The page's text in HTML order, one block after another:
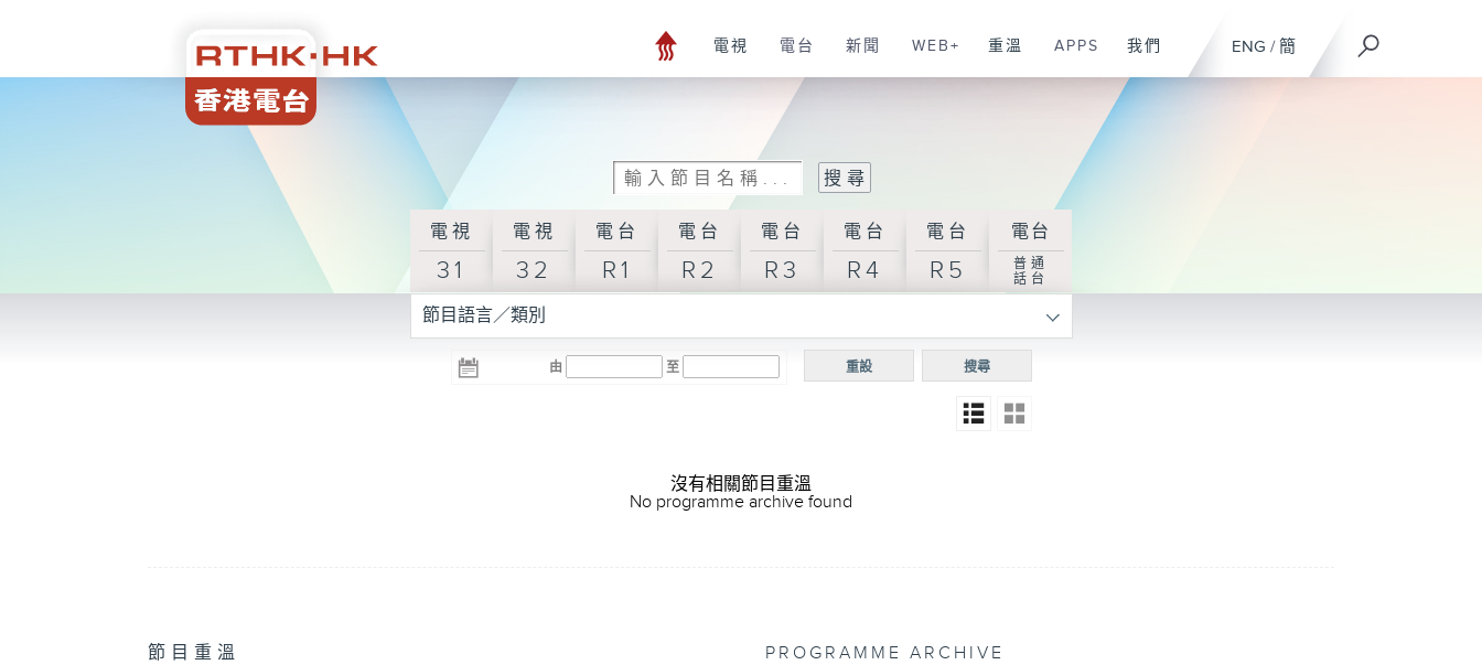
ENG / 簡
電視 電台 新聞 WEB+ 重溫 APPS 我們
電視
31
電視
32
電台
R1
電台
R2
電台
R3
電台
R4
電台
R5
電台
普通
話台
節目語言／類別
由 至 搜尋
重設
沒有相關節目重溫
No programme archive found
節目重溫 PROGRAMME ARCHIVE